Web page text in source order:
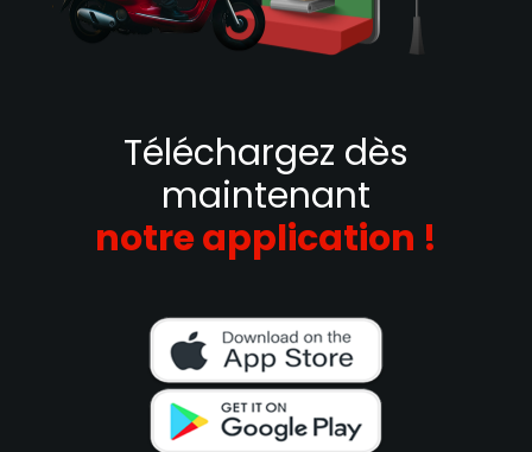
Téléchargez dès
maintenant
notre application !